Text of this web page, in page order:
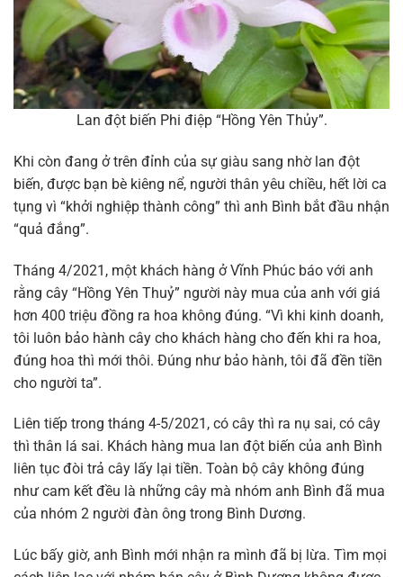
Lan đột biến Phi điệp “Hồng Yên Thủy”.
Khi còn đang ở trên đỉnh của sự giàu sang nhờ lan đột
biến, được bạn bè kiêng nể, người thân yêu chiều, hết lời ca
tụng vì “khởi nghiệp thành công” thì anh Bình bắt đầu nhận
“quả đắng”.
Tháng 4/2021, một khách hàng ở Vĩnh Phúc báo với anh
rằng cây “Hồng Yên Thuỷ” người này mua của anh với giá
hơn 400 triệu đồng ra hoa không đúng. “Vì khi kinh doanh,
tôi luôn bảo hành cây cho khách hàng cho đến khi ra hoa,
đúng hoa thì mới thôi. Đúng như bảo hành, tôi đã đền tiền
cho người ta”.
Liên tiếp trong tháng 4-5/2021, có cây thì ra nụ sai, có cây
thì thân lá sai. Khách hàng mua lan đột biến của anh Bình
liên tục đòi trả cây lấy lại tiền. Toàn bộ cây không đúng
như cam kết đều là những cây mà nhóm anh Bình đã mua
của nhóm 2 người đàn ông trong Bình Dương.
Lúc bấy giờ, anh Bình mới nhận ra mình đã bị lừa. Tìm mọi